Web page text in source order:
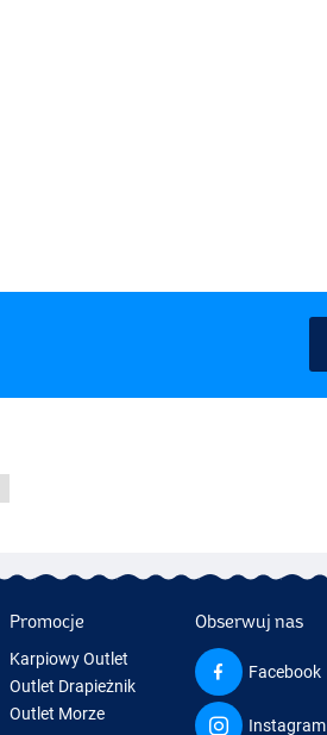
Promocje
Karpiowy Outlet
Outlet Drapieżnik
Outlet Morze
Obserwuj nas
Facebook
Instagram